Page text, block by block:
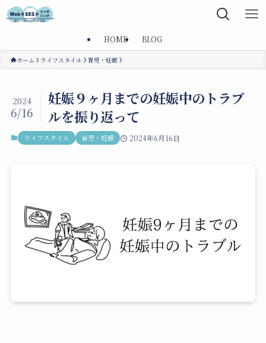
HOME BLOG
ホーム ライフスタイル 育児・妊娠
妊娠９ヶ月までの妊娠中のトラブ
ルを振り返って
2024
6/16
ライフスタイル 育児・妊娠 2024年6月16日